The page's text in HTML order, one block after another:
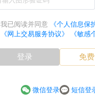
我已阅读并同意 《个人信息保
《网上交易服务协议》
《敏
登录 免
微信登录 短信登